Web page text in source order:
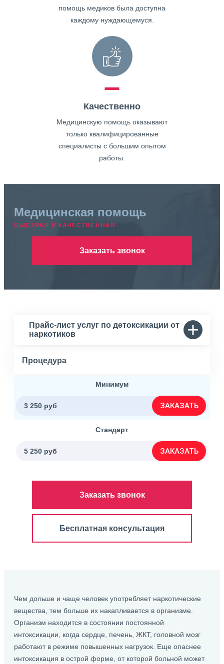
помощь медиков была доступна
каждому нуждающемуся.
Качественно
Медицинскую помощь оказывают
только квалифицированные
специалисты с большим опытом
работы.
Медицинская помощь
БЫСТРАЯ И КАЧЕСТВЕННАЯ
Заказать звонок
Прайс-лист услуг по детоксикации от
наркотиков
Процедура
Минимум
3 250 руб ЗАКАЗАТЬ
Стандарт
5 250 руб ЗАКАЗАТЬ
Заказать звонок
Бесплатная консультация
Чем дольше и чаще человек употребляет наркотические
вещества, тем больше их накапливается в организме.
Организм находится в состоянии постоянной
интоксикации, когда сердце, печень, ЖКТ, головной мозг
работают в режиме повышенных нагрузок. Еще опаснее
интоксикация в острой форме, от которой больной может